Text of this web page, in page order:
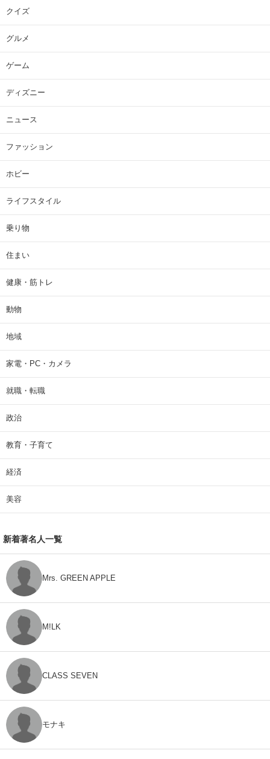
クイズ
グルメ
ゲーム
ディズニー
ニュース
ファッション
ホビー
ライフスタイル
乗り物
住まい
健康・筋トレ
動物
地域
家電・PC・カメラ
就職・転職
政治
教育・子育て
経済
美容
新着著名人一覧
Mrs. GREEN APPLE
M!LK
CLASS SEVEN
モナキ